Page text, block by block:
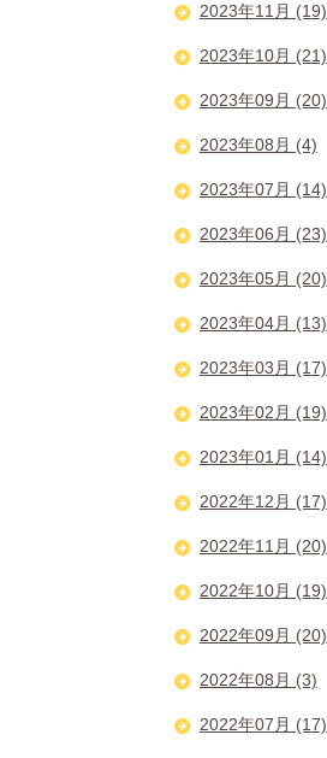
2023年11月 (19)
2023年10月 (21)
2023年09月 (20)
2023年08月 (4)
2023年07月 (14)
2023年06月 (23)
2023年05月 (20)
2023年04月 (13)
2023年03月 (17)
2023年02月 (19)
2023年01月 (14)
2022年12月 (17)
2022年11月 (20)
2022年10月 (19)
2022年09月 (20)
2022年08月 (3)
2022年07月 (17)